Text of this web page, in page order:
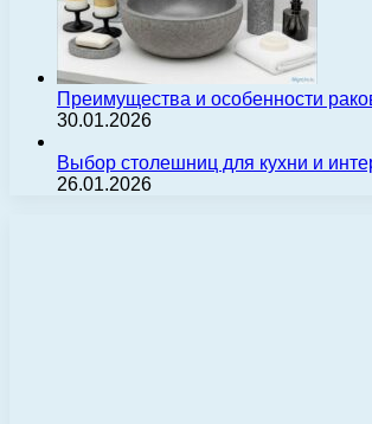
Преимущества и особенности
30.01.2026
Выбор столешниц для кухни и
26.01.2026